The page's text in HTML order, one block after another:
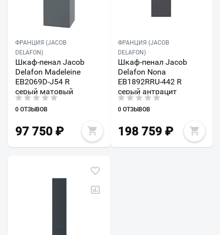
ФРАНЦИЯ (JACOB
DELAFON)
Шкаф-пенал Jacob
Delafon Madeleine
EB2069D-J54 R
серый матовый
0 ОТЗЫВОВ
97 750 ₽
ФРАНЦИЯ (JACOB
DELAFON)
Шкаф-пенал Jacob
Delafon Nona
EB1892RRU-442 R
серый антрацит
0 ОТЗЫВОВ
198 759₽